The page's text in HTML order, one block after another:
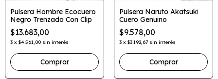
Pulsera Hombre Ecocuero
Negro Trenzado Con Clip
$13.683,00
3 x $4.561,00 sin interés
Pulsera Naruto Akatsuki
Cuero Genuino
$9.578,00
3 x $3.192,67 sin interés